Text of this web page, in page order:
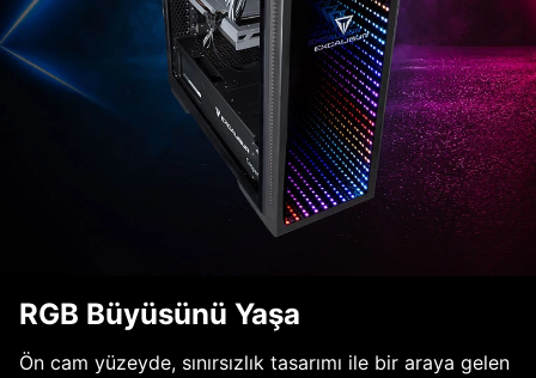
RGB Büyüsünü Yaşa
Ön cam yüzeyde, sınırsızlık tasarımı ile bir araya gelen